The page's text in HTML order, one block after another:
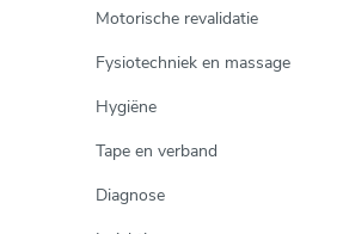
Motorische revalidatie
Fysiotechniek en massage
Hygiëne
Tape en verband
Diagnose